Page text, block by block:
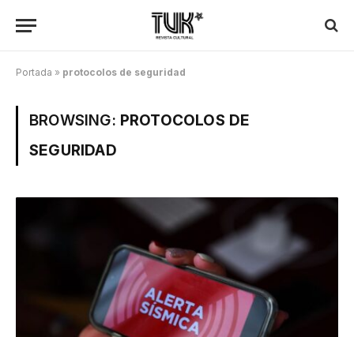
Portada » protocolos de seguridad
BROWSING: PROTOCOLOS DE
SEGURIDAD